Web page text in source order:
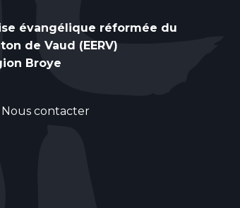
évangélique réformée du
de Vaud (EERV)
Broye
Nous contacter